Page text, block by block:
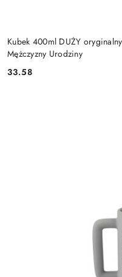
Kubek 400ml DUŻY
Mężczyzny Urodziny
Cena:
33.58